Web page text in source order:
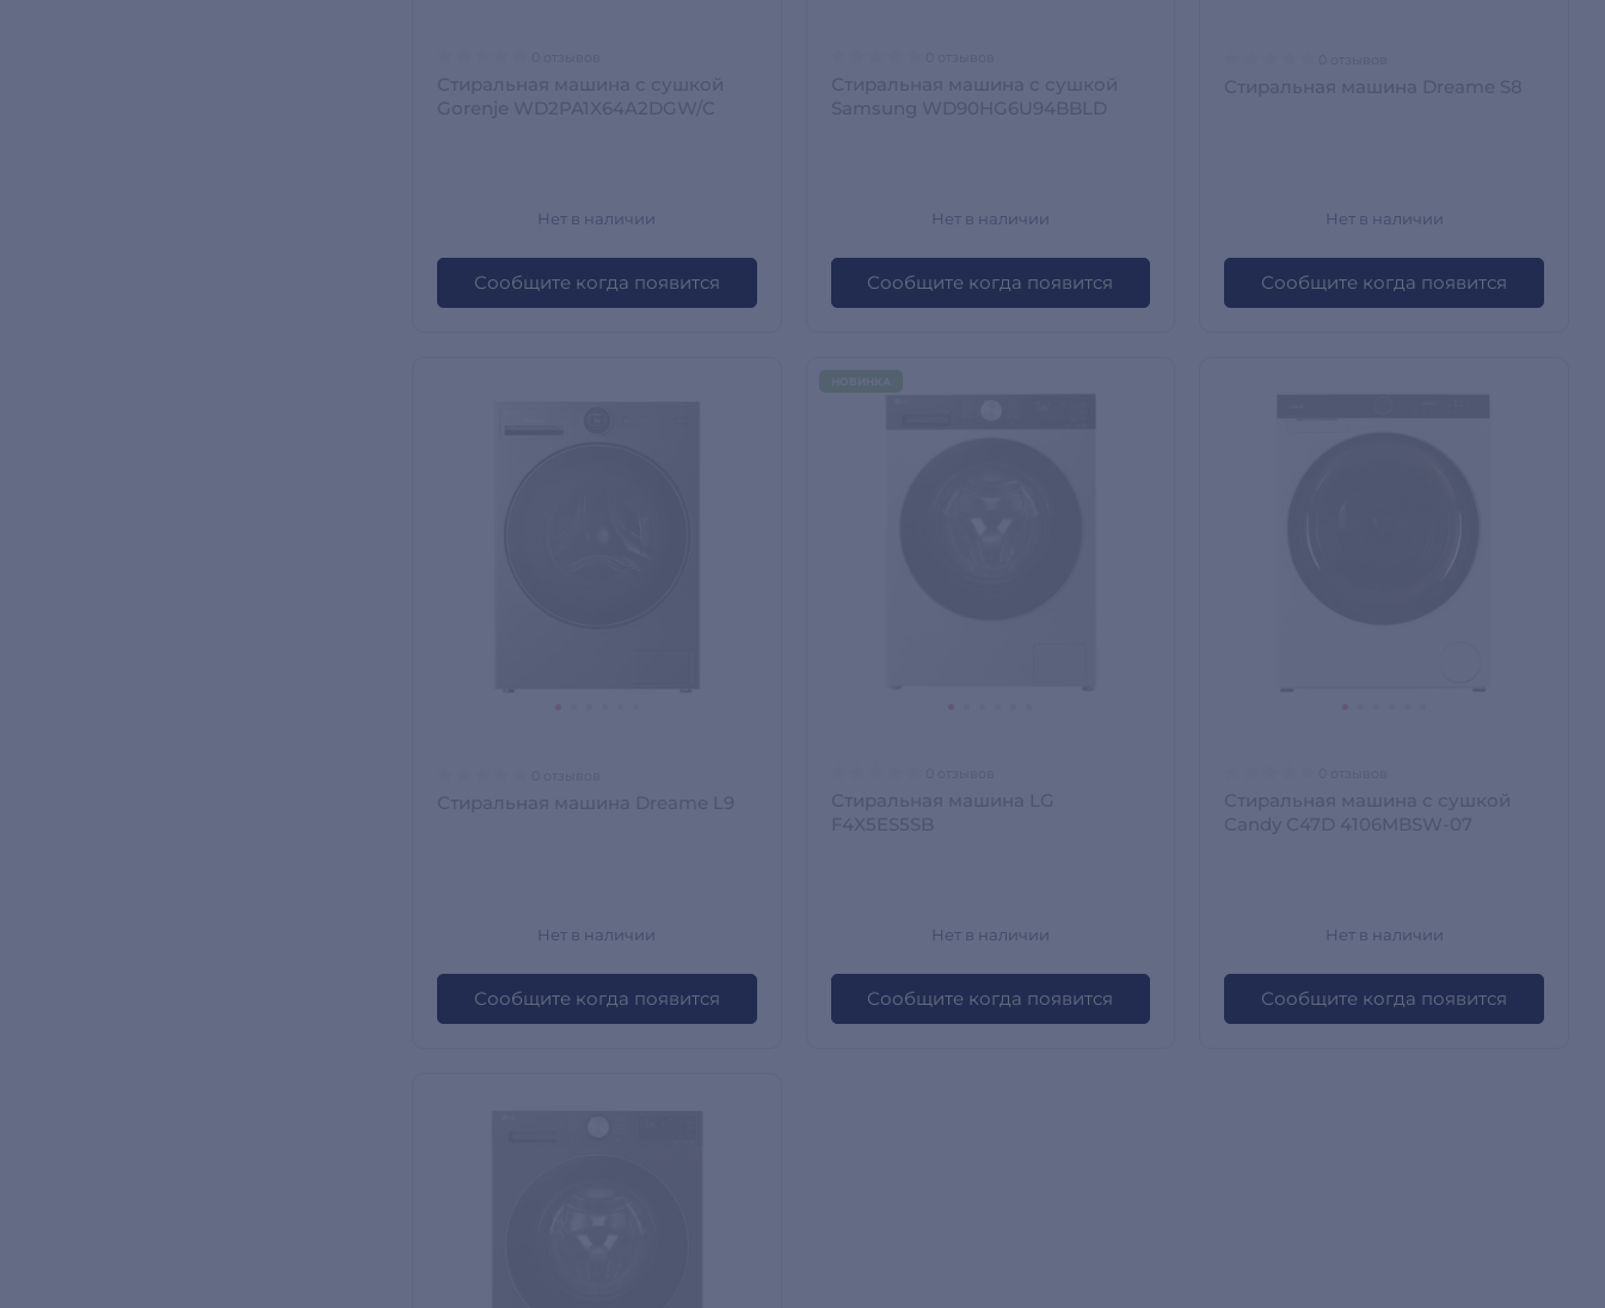
Нет в наличии
Сообщите когда появится
Нет в наличии
Сообщите когда появится
Нет в наличии
Сообщите когда появится
Нет в наличии
Сообщите когда появится
Нет в наличии
Сообщите когда появится
Нет в наличии
Сообщите когда появится